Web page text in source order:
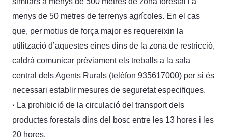
menys de 50 metres de terrenys agrícoles. En el cas
que, per motius de força major es requereixin la
utilització d’aquestes eines dins de la zona de restricció,
caldrà comunicar prèviament els treballs a la sala
central dels Agents Rurals (telèfon 935617000) per si és
necessari establir mesures de seguretat especifiques.
· La prohibició de la circulació del transport dels
productes forestals dins del bosc entre les 13 hores i les
20 hores.